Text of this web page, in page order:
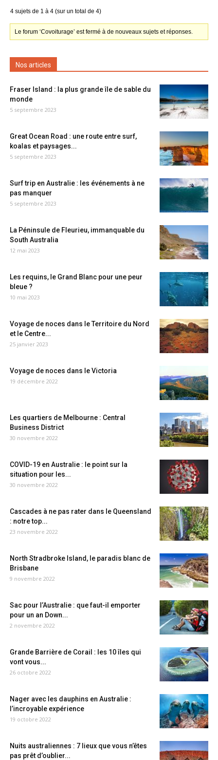
4 sujets de 1 à 4 (sur un total de 4)
Le forum ‘Covoiturage’ est fermé à de nouveaux sujets et réponses.
Nos articles
Fraser Island : la plus grande île de sable du
monde
5 septembre 2023
Great Ocean Road : une route entre surf,
koalas et paysages...
5 septembre 2023
Surf trip en Australie : les événements à ne
pas manquer
5 septembre 2023
La Péninsule de Fleurieu, immanquable du
South Australia
12 mai 2023
Les requins, le Grand Blanc pour une peur
bleue ?
10 mai 2023
Voyage de noces dans le Territoire du Nord
et le Centre...
25 janvier 2023
Voyage de noces dans le Victoria
19 décembre 2022
Les quartiers de Melbourne : Central
Business District
30 novembre 2022
COVID-19 en Australie : le point sur la
situation pour les...
30 novembre 2022
Cascades à ne pas rater dans le Queensland
: notre top...
23 novembre 2022
North Stradbroke Island, le paradis blanc de
Brisbane
9 novembre 2022
Sac pour l’Australie : que faut-il emporter
pour un an Down...
2 novembre 2022
Grande Barrière de Corail : les 10 îles qui
vont vous...
26 octobre 2022
Nager avec les dauphins en Australie :
l’incroyable expérience
19 octobre 2022
Nuits australiennes : 7 lieux que vous n’êtes
pas prêt d’oublier...